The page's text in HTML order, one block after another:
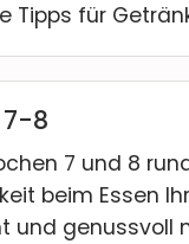
Tipps für
7-8
7 und 8
beim Essen
und genussvoll